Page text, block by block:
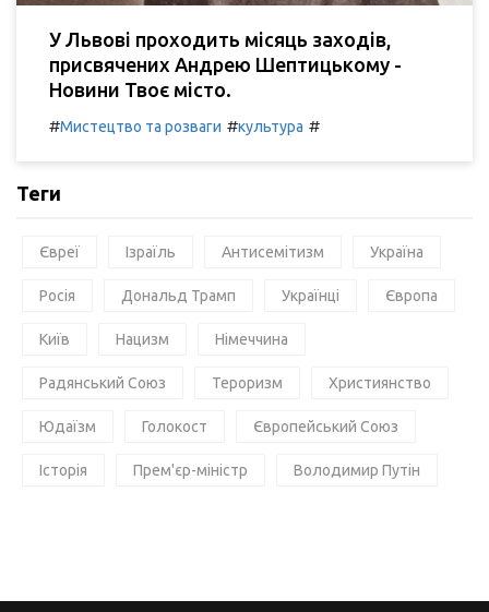
У Львові проходить місяць заходів,
присвячених Андрею Шептицькому -
Новини Твоє місто.
#Мистецтво та розваги #культура #
Теги
Євреї Ізраїль Антисемітизм Україна
Росія Дональд Трамп Українці Європа
Київ Нацизм Німеччина
Радянський Союз Тероризм Християнство
Юдаїзм Голокост Європейський Союз
Історія Прем'єр-міністр Володимир Путін